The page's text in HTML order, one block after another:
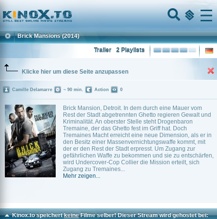
Home
Menu
Brick Mansions (2014)
2 Playlists
Trailer
Klicke hier um diese Seite anzupassen
Brick Mansion, Detroit. In dem durch eine Mauer vom
Rest der Stadt abgetrennten Ghetto regieren Gewalt und
Kriminalität. An oberster Stelle steht Drogenbaron
Tremaine, der das Ghetto fest im Griff hat. Doch
Tremaines Macht erreicht eine neue Dimension, als er in
den Besitz einer Massenvernichtungswaffe kommt, mit
der er den Rest der Stadt erpresst. Um Zugang zur
gefährlichen Waffe zu bekommen und sie zu entschärfen,
wird Undercover-Cop Collier die Mission erteilt, sich
Zugang zu Tremaines...
Mehr zeigen...
Camille Delamarre ~ 90 min. Action 0
Kinox.to speichertkeineFilme selber! Dieser Stream wird gehostet bei: